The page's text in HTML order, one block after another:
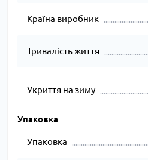
Країна виробник
Тривалість життя
Укриття на зиму
Упаковка
Упаковка